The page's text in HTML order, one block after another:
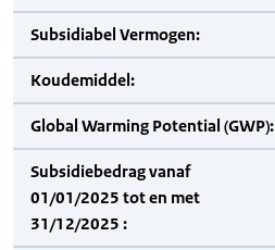
Subsidiabel Vermogen:
Koudemiddel:
Global Warming Potential (GWP):
Subsidiebedrag vanaf
01/01/2025 tot en met
31/12/2025 :